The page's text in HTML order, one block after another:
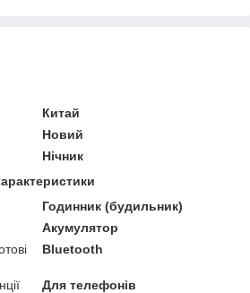
Китай
Новий
Нічник
Годинник (будильник)
Акумулятор
Bluetooth
Для телефонів